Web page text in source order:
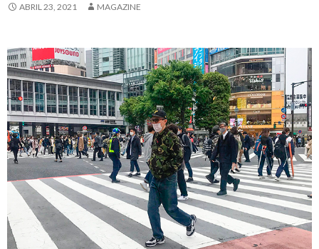
ABRIL 23, 2021 MAGAZINE